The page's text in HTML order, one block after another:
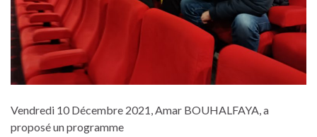
Vendredi 10 Décembre 2021, Amar BOUHALFAYA, a
proposé un programme